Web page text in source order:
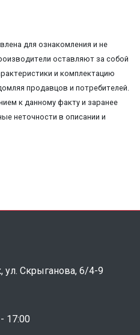
для ознакомления и не
оставляют за собой
и комплектацию
продавцов и потребителей.
к данному факту и заранее
неточности в описании и
ул. Скрыганова, 6/4-9
17:00